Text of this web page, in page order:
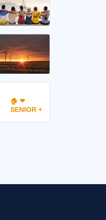
🏠 ❤
SENIOR +